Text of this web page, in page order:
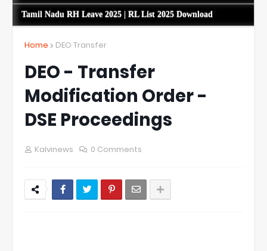
Tamil Nadu RH Leave 2025 | RL List 2025 Download
Home DEO Transfer
DEO - Transfer
Modification Order -
DSE Proceedings
Kalvinews 0 Comments